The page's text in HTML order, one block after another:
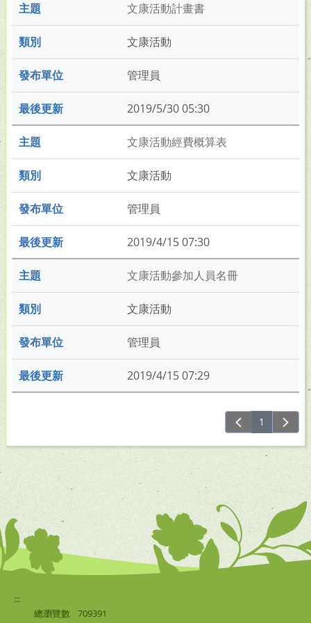
文康活動計畫書
文康活動
管理員
2019/5/30 05:30
文康活動經費概算表
文康活動
管理員
2019/4/15 07:30
文康活動參加人員名冊
文康活動
管理員
2019/4/15 07:29
1
:::
總瀏覽數
709391